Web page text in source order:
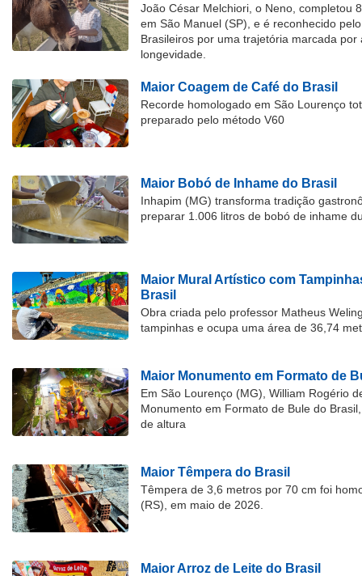
João César Melchiori, o Neno, completou
em São Manuel (SP), e é reconhecido
Brasileiros por uma trajetória marcada por
longevidade.
Maior Coagem de Café do Brasil
Recorde homologado em São Lourenço
preparado pelo método V60
Maior Bobó de Inhame do Brasil
Inhapim (MG) transforma tradição
preparar 1.006 litros de bobó de inhame
Maior Mural Artístico com
Brasil
Obra criada pelo professor Matheus
tampinhas e ocupa uma área de 36,74
Maior Monumento em Formato de
Em São Lourenço (MG), William Rogério
Monumento em Formato de Bule do
de altura
Maior Têmpera do Brasil
Têmpera de 3,6 metros por 70 cm foi
(RS), em maio de 2026.
Maior Arroz de Leite do Brasil